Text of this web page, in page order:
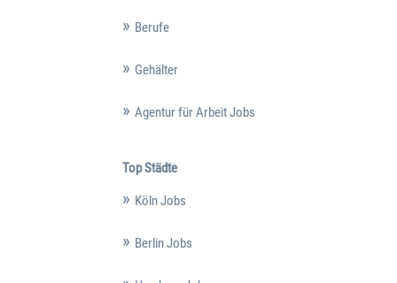
Berufe
Gehälter
Agentur für Arbeit Jobs
Top Städte
Köln Jobs
Berlin Jobs